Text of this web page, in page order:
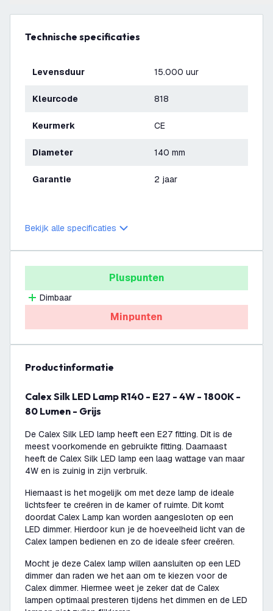
Technische specificaties
Levensduur 15.000 uur
Kleurcode 818
Keurmerk CE
Diameter 140 mm
Garantie 2 jaar
Bekijk alle specificaties
Pluspunten
Dimbaar
Minpunten
productinformatie
Calex Silk LED Lamp R140 - E27 - 4W - 1800K -
80 Lumen - Grijs
De Calex Silk LED lamp heeft een E27 fitting. Dit is de
meest voorkomende en gebruikte fitting. Daarnaast
heeft de Calex Silk LED lamp een laag wattage van maar
4W en is zuinig in zijn verbruik.
Hiernaast is het mogelijk om met deze lamp de ideale
lichtsfeer te creëren in de kamer of ruimte. Dit komt
doordat Calex Lamp kan worden aangesloten op een
LED dimmer. Hierdoor kun je de hoeveelheid licht van de
Calex lampen bedienen en zo de ideale sfeer creëren.
Mocht je deze Calex lamp willen aansluiten op een LED
dimmer dan raden we het aan om te kiezen voor de
Calex dimmer. Hiermee weet je zeker dat de Calex
lampen optimaal presteren tijdens het dimmen en de LED